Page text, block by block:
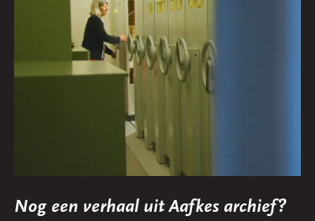
Nog een verhaal uit Aafkes archief?